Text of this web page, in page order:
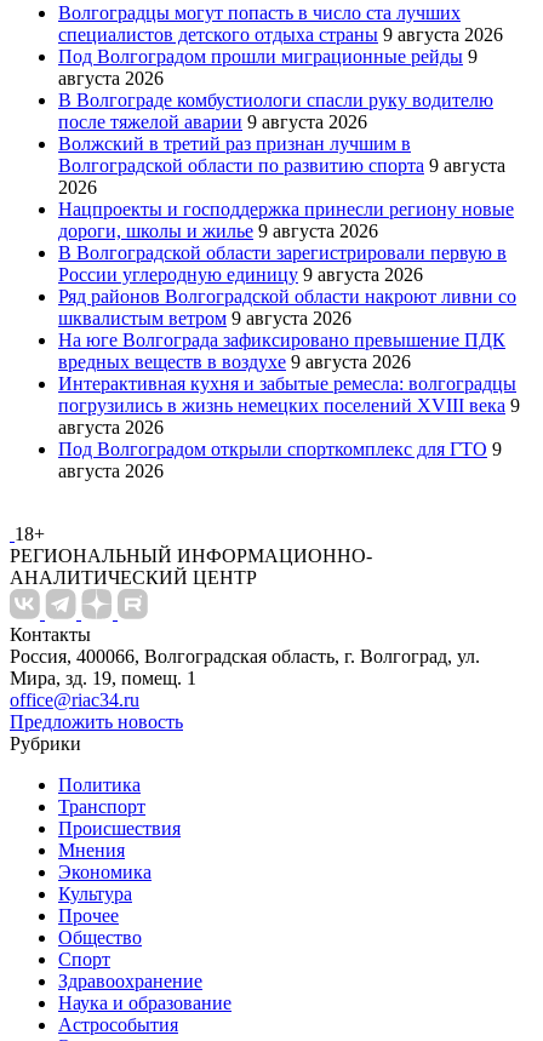
Волгоградцы могут попасть в число ста лучших
специалистов детского отдыха страны 9 августа 2026
Под Волгоградом прошли миграционные рейды 9
августа 2026
В Волгограде комбустиологи спасли руку водителю
после тяжелой аварии 9 августа 2026
Волжский в третий раз признан лучшим в
Волгоградской области по развитию спорта 9 августа
2026
Нацпроекты и господдержка принесли региону новые
дороги, школы и жилье 9 августа 2026
В Волгоградской области зарегистрировали первую в
России углеродную единицу 9 августа 2026
Ряд районов Волгоградской области накроют ливни со
шквалистым ветром 9 августа 2026
На юге Волгограда зафиксировано превышение ПДК
вредных веществ в воздухе 9 августа 2026
Интерактивная кухня и забытые ремесла: волгоградцы
погрузились в жизнь немецких поселений XVIII века 9
августа 2026
Под Волгоградом открыли спорткомплекс для ГТО 9
августа 2026
18+
РЕГИОНАЛЬНЫЙ ИНФОРМАЦИОННО-
АНАЛИТИЧЕСКИЙ ЦЕНТР
Контакты
Россия, 400066, Волгоградская область, г. Волгоград, ул.
Мира, зд. 19, помещ. 1
office@riac34.ru
Предложить новость
Рубрики
Политика
Транспорт
Происшествия
Мнения
Экономика
Культура
Прочее
Общество
Спорт
Здравоохранение
Наука и образование
Астрособытия